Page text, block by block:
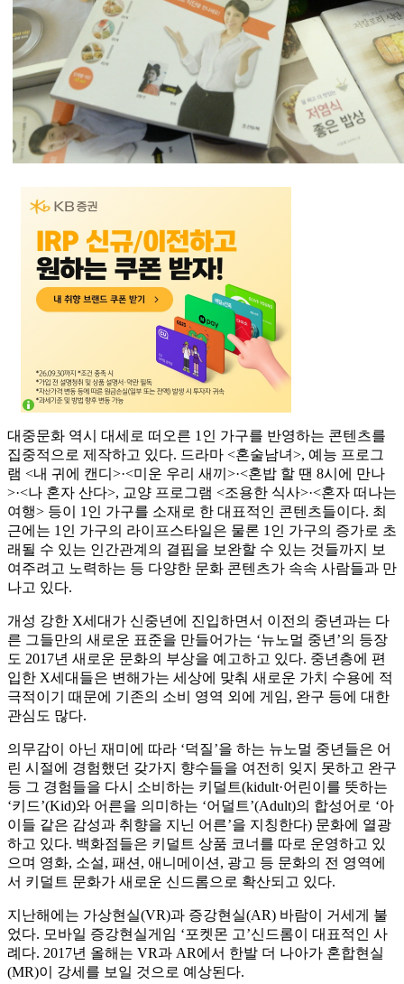
대중문화 역시 대세로 떠오른 1인 가구를 반영하는 콘텐츠를
집중적으로 제작하고 있다. 드라마 <혼술남녀>, 예능 프로그
램 <내 귀에 캔디>·<미운 우리 새끼>·<혼밥 할 땐 8시에 만나
>·<나 혼자 산다>, 교양 프로그램 <조용한 식사>·<혼자 떠나는
여행> 등이 1인 가구를 소재로 한 대표적인 콘텐츠들이다. 최
근에는 1인 가구의 라이프스타일은 물론 1인 가구의 증가로 초
래될 수 있는 인간관계의 결핍을 보완할 수 있는 것들까지 보
여주려고 노력하는 등 다양한 문화 콘텐츠가 속속 사람들과 만
나고 있다.
개성 강한 X세대가 신중년에 진입하면서 이전의 중년과는 다
른 그들만의 새로운 표준을 만들어가는 ‘뉴노멀 중년’의 등장
도 2017년 새로운 문화의 부상을 예고하고 있다. 중년층에 편
입한 X세대들은 변해가는 세상에 맞춰 새로운 가치 수용에 적
극적이기 때문에 기존의 소비 영역 외에 게임, 완구 등에 대한
관심도 많다.
의무감이 아닌 재미에 따라 ‘덕질’을 하는 뉴노멀 중년들은 어
린 시절에 경험했던 갖가지 향수들을 여전히 잊지 못하고 완구
등 그 경험들을 다시 소비하는 키덜트(kidult·어린이를 뜻하는
‘키드’(Kid)와 어른을 의미하는 ‘어덜트’(Adult)의 합성어로 ‘아
이들 같은 감성과 취향을 지닌 어른’을 지칭한다) 문화에 열광
하고 있다. 백화점들은 키덜트 상품 코너를 따로 운영하고 있
으며 영화, 소설, 패션, 애니메이션, 광고 등 문화의 전 영역에
서 키덜트 문화가 새로운 신드롬으로 확산되고 있다.
지난해에는 가상현실(VR)과 증강현실(AR) 바람이 거세게 불
었다. 모바일 증강현실게임 ‘포켓몬 고’신드롬이 대표적인 사
례다. 2017년 올해는 VR과 AR에서 한발 더 나아가 혼합현실
(MR)이 강세를 보일 것으로 예상된다.